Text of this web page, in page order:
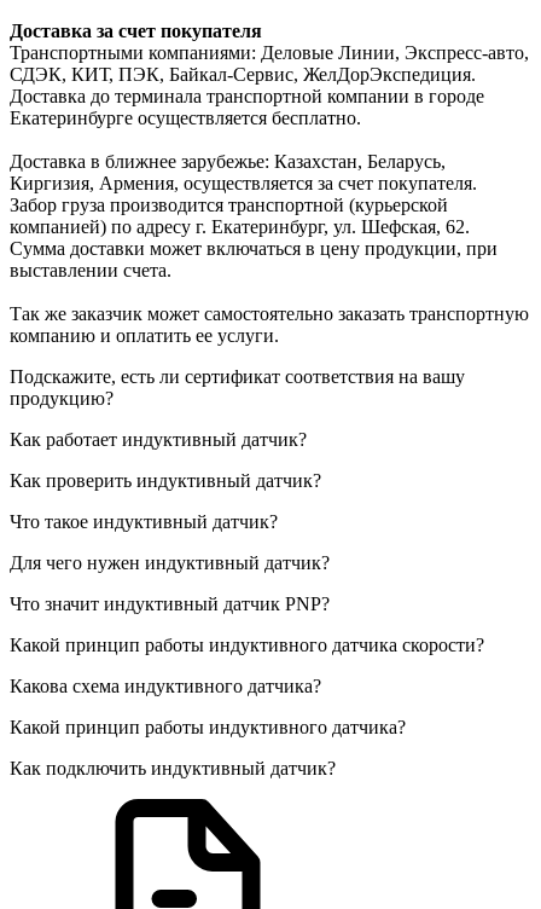
Доставка за счет покупателя
Транспортными компаниями: Деловые Линии, Экспресс-авто,
СДЭК, КИТ, ПЭК, Байкал-Сервис, ЖелДорЭкспедиция.
Доставка до терминала транспортной компании в городе
Екатеринбурге осуществляется бесплатно.
Доставка в ближнее зарубежье: Казахстан, Беларусь,
Киргизия, Армения, осуществляется за счет покупателя.
Забор груза производится транспортной (курьерской
компанией) по адресу г. Екатеринбург, ул. Шефская, 62.
Сумма доставки может включаться в цену продукции, при
выставлении счета.
Так же заказчик может самостоятельно заказать транспортную
компанию и оплатить ее услуги.
Подскажите, есть ли сертификат соответствия на вашу
продукцию?
Как работает индуктивный датчик?
Как проверить индуктивный датчик?
Что такое индуктивный датчик?
Для чего нужен индуктивный датчик?
Что значит индуктивный датчик PNP?
Какой принцип работы индуктивного датчика скорости?
Какова схема индуктивного датчика?
Какой принцип работы индуктивного датчика?
Как подключить индуктивный датчик?